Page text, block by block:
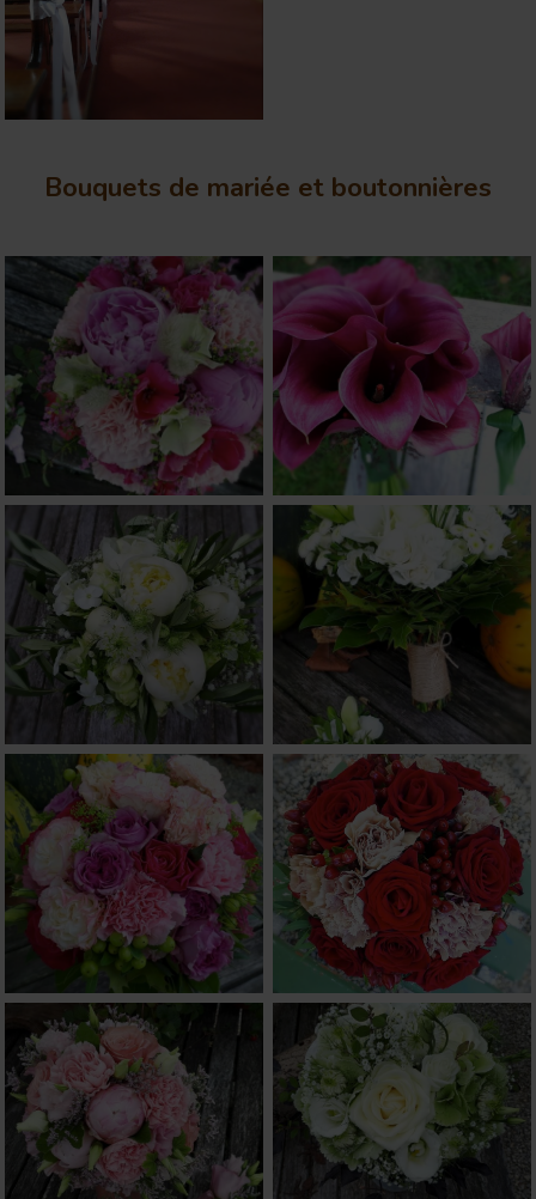
Bouquets de mariée et boutonnières